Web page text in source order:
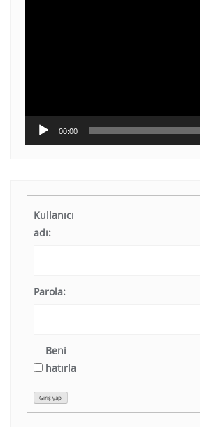
00:00
Kullanıcı
adı:
Parola:
Beni
hatırla
Giriş yap